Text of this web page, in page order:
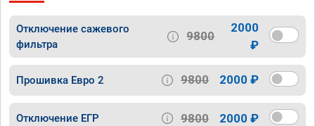
Отключение сажевого
фильтра
9800
2000
₽
Прошивка Евро 2 9800 2000 ₽
Отключение ЕГР 9800 2000 ₽